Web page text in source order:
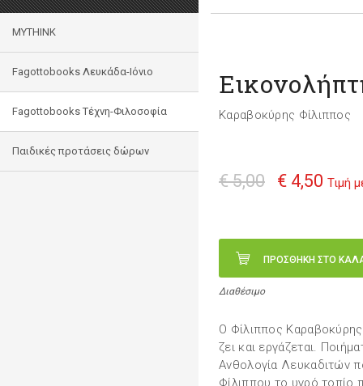
MYTHINK
Fagottobooks Λευκάδα-Ιόνιο
Fagottobooks Τέχνη-Φιλοσοφία
Παιδικές προτάσεις δώρων
Καραβοκύρης Φίλιππος
€ 5,00 € 4,50 Τιμή
ΠΡΟΣΘΗΚΗ ΣΤΟ
Διαθέσιμο
Ο Φίλιππος
ζει και εργάζεται.
Ανθολογία Λευκαδιτών
Φίλιππου το υγρό τοπίο